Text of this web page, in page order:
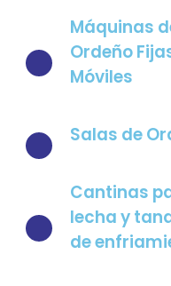
Máquinas
Ordeño
Móviles
Salas de
Cantinas
lecha y
de